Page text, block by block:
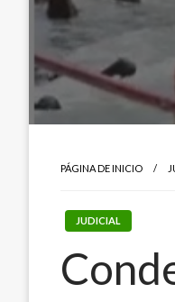
PÁGINA DE INICIO
JUDICIAL